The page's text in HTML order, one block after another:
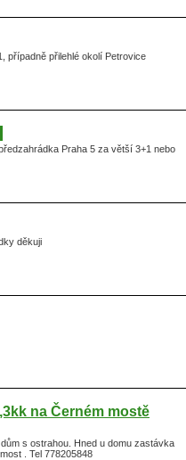
případně přilehlé okolí Petrovice
Praha 5 za větší 3+1 nebo
děkuji
na Černém mostě
s ostrahou. Hned u domu zastávka
. Tel 778205848